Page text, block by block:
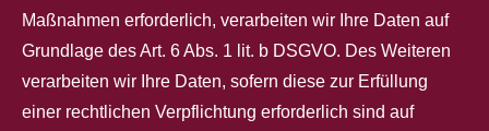
Maßnahmen erforderlich, verarbeiten wir Ihre Daten auf
Grundlage des Art. 6 Abs. 1 lit. b DSGVO. Des Weiteren
verarbeiten wir Ihre Daten, sofern diese zur Erfüllung
einer rechtlichen Verpflichtung erforderlich sind auf